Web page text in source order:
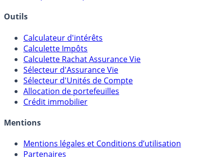
Banques & Comptes rémunérés
Outils
Calculateur d'intérêts
Calculette Impôts
Calculette Rachat Assurance Vie
Sélecteur d'Assurance Vie
Sélecteur d'Unités de Compte
Crédit immobilier
Mentions